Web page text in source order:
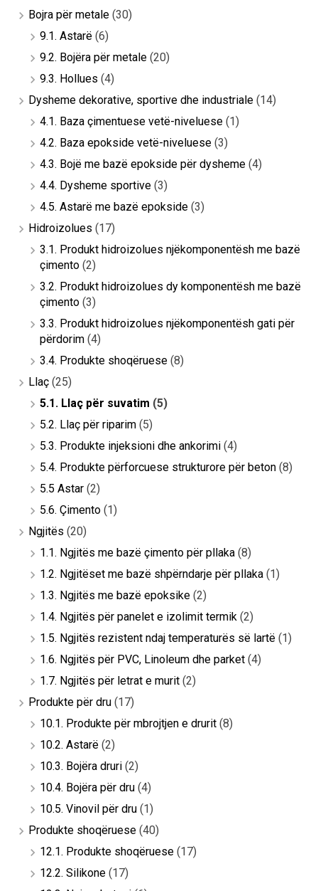
Bojra për metale (30)
9.1. Astarë (6)
9.2. Bojëra për metale (20)
9.3. Hollues (4)
Dysheme dekorative, sportive dhe industriale (14)
4.1. Baza çimentuese vetë-niveluese (1)
4.2. Baza epokside vetë-niveluese (3)
4.3. Bojë me bazë epokside për dysheme (4)
4.4. Dysheme sportive (3)
4.5. Astarë me bazë epokside (3)
Hidroizolues (17)
3.1. Produkt hidroizolues njëkomponentësh me bazë
çimento (2)
3.2. Produkt hidroizolues dy komponentësh me bazë
çimento (3)
3.3. Produkt hidroizolues njëkomponentësh gati për
përdorim (4)
3.4. Produkte shoqëruese (8)
Llaç (25)
5.1. Llaç për suvatim (5)
5.2. Llaç për riparim (5)
5.3. Produkte injeksioni dhe ankorimi (4)
5.4. Produkte përforcuese strukturore për beton (8)
5.5 Astar (2)
5.6. Çimento (1)
Ngjitës (20)
1.1. Ngjitës me bazë çimento për pllaka (8)
1.2. Ngjitëset me bazë shpërndarje për pllaka (1)
1.3. Ngjitës me bazë epoksike (2)
1.4. Ngjitës për panelet e izolimit termik (2)
1.5. Ngjitës rezistent ndaj temperaturës së lartë (1)
1.6. Ngjitës për PVC, Linoleum dhe parket (4)
1.7. Ngjitës për letrat e murit (2)
Produkte për dru (17)
10.1. Produkte për mbrojtjen e drurit (8)
10.2. Astarë (2)
10.3. Bojëra druri (2)
10.4. Bojëra për dru (4)
10.5. Vinovil për dru (1)
Produkte shoqëruese (40)
12.1. Produkte shoqëruese (17)
12.2. Silikone (17)